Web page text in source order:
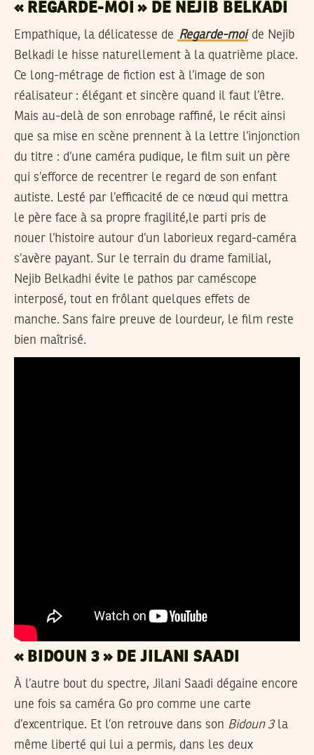
« REGARDE-MOI » DE NEJIB BELKADI
Empathique, la délicatesse de Regarde-moide Nejib
Belkadi le hisse naturellement à la quatrième place.
Ce long-métrage de fiction est à l’image de son
réalisateur : élégant et sincère quand il faut l’être.
Mais au-delà de son enrobage raffiné, le récit ainsi
que sa mise en scène prennent à la lettre l’injonction
du titre : d’une caméra pudique, le film suit un père
qui s’efforce de recentrer le regard de son enfant
autiste. Lesté par l’efficacité de ce nœud qui mettra
le père face à sa propre fragilité,le parti pris de
nouer l’histoire autour d’un laborieux regard-caméra
s’avère payant. Sur le terrain du drame familial,
Nejib Belkadhi évite le pathos par caméscope
interposé, tout en frôlant quelques effets de
manche. Sans faire preuve de lourdeur, le film reste
bien maîtrisé.
« BIDOUN 3 » DE JILANI SAADI
À l’autre bout du spectre, Jilani Saadi dégaine encore
une fois sa caméra Go pro comme une carte
d’excentrique. Et l’on retrouve dans son Bidoun 3la
même liberté qui lui a permis, dans les deux